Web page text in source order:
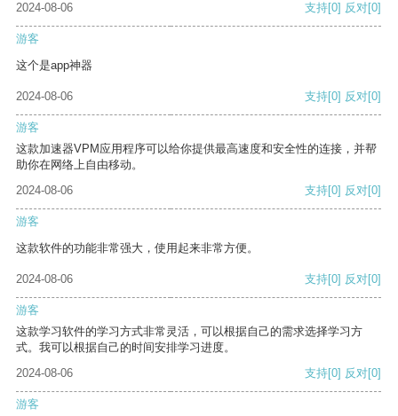
2024-08-06 支持[0] 反对[0]
游客
这个是app神器
2024-08-06 支持[0] 反对[0]
游客
这款加速器VPM应用程序可以给你提供最高速度和安全性的连接，并帮
助你在网络上自由移动。
2024-08-06
支持[0] 反对[0]
游客
这款软件的功能非常强大，使用起来非常方便。
2024-08-06 支持[0] 反对[0]
游客
这款学习软件的学习方式非常灵活，可以根据自己的需求选择学习方
式。我可以根据自己的时间安排学习进度。
2024-08-06
支持[0] 反对[0]
游客